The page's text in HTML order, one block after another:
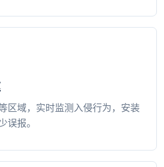
区域，实时监测入侵行为，安装
误报。